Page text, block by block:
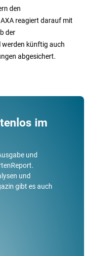
den
reagiert darauf mit
der
werden künftig auch
abgesichert.
im
und
und
gibt es auch